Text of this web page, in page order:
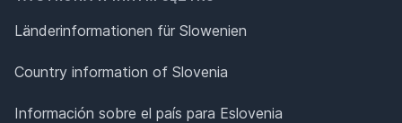
Länderinformationen für Slowenien
Country information of Slovenia
Información sobre el país para Eslovenia